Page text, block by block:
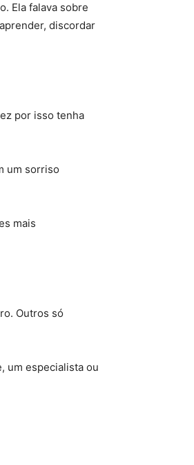
Ela falava sobre
discordar
por isso tenha
um sorriso
mais
Outros só
um especialista ou